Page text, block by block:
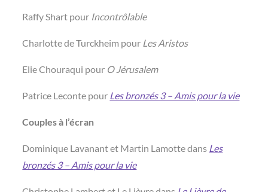
Raffy Shart pour Incontrôlable
Charlotte de Turckheim pour Les Aristos
Elie Chouraqui pour O Jérusalem
Patrice Leconte pour Les bronzés 3 – Amis pour la vie
Couples à l’écran
Dominique Lavanant et Martin Lamotte dans Les
bronzés 3 – Amis pour la vie